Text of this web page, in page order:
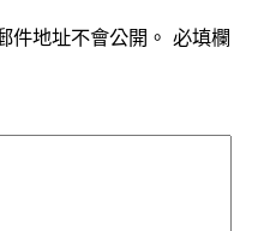
件地址不會公開。 必填欄